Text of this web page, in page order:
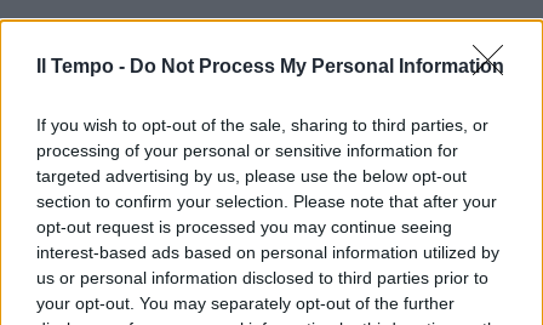
Il Tempo - Do Not Process My Personal Information
If you wish to opt-out of the sale, sharing to third parties, or
processing of your personal or sensitive information for
targeted advertising by us, please use the below opt-out
section to confirm your selection. Please note that after your
opt-out request is processed you may continue seeing
interest-based ads based on personal information utilized by
us or personal information disclosed to third parties prior to
your opt-out. You may separately opt-out of the further